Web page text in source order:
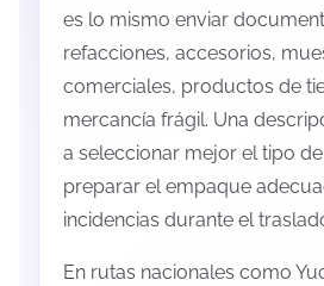
es lo mismo enviar
refacciones, accesorios,
comerciales, productos de
mercancía frágil. Una
a seleccionar mejor el tipo
preparar el empaque
incidencias durante el
En rutas nacionales como